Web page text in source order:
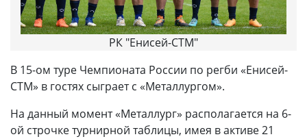
РК "Енисей-СТМ"
В 15-ом туре Чемпионата России по регби «Енисей-
СТМ» в гостях сыграет с «Металлургом».
На данный момент «Металлург» располагается на 6-
ой строчке турнирной таблицы, имея в активе 21